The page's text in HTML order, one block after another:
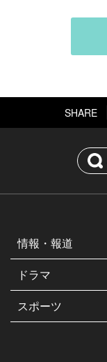
SHARE
情報・報道
ドラマ
スポーツ